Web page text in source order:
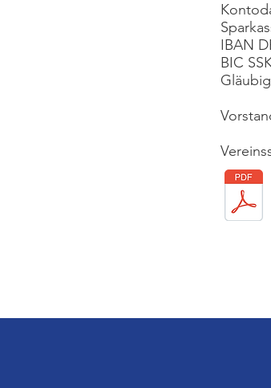
IBAN
BIC